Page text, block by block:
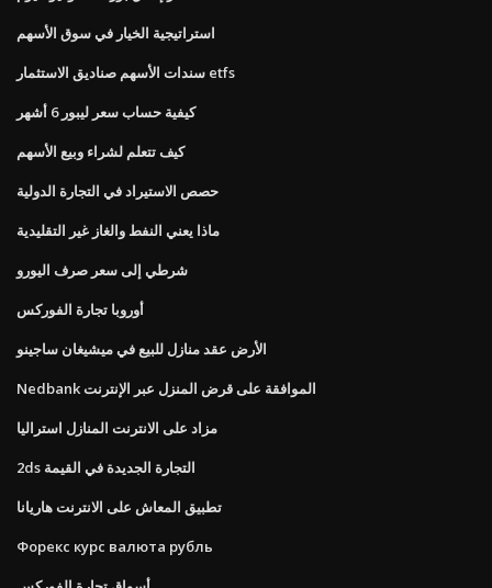
استراتيجية الخيار في سوق الأسهم
سندات الأسهم صناديق الاستثمار etfs
كيفية حساب سعر ليبور 6 أشهر
كيف تتعلم لشراء وبيع الأسهم
حصص الاستيراد في التجارة الدولية
ماذا يعني النفط والغاز غير التقليدية
شرطي إلى سعر صرف اليورو
أوروبا تجارة الفوركس
الأرض عقد منازل للبيع في ميشيغان ساجينو
Nedbank الموافقة على قرض المنزل عبر الإنترنت
مزاد على الانترنت المنازل استراليا
2ds التجارة الجديدة في القيمة
تطبيق المعاش على الانترنت هاريانا
Форекс курс валюта рубль